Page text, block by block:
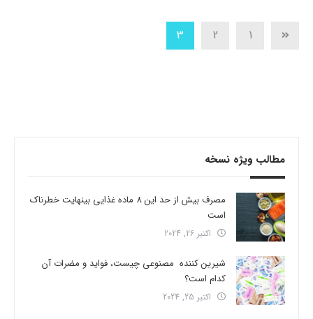
1
2
3
مطالب ویژه نسخه
مصرف بیش از حد این 8 ماده غذایی بینهایت خطرناک
است
اکتبر 26, 2024
شیرین کننده مصنوعی چیست، فواید و مضرات آن
کدام است؟
اکتبر 25, 2024